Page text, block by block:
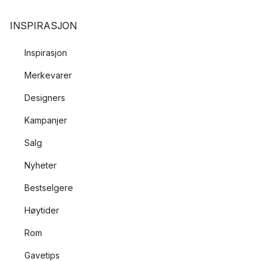
INSPIRASJON
Inspirasjon
Merkevarer
Designers
Kampanjer
Salg
Nyheter
Bestselgere
Høytider
Rom
Gavetips